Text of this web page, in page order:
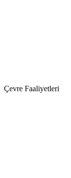
Çevre Faaliyetleri